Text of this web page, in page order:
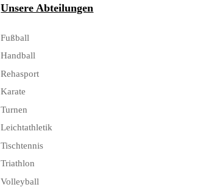
Unsere Abteilungen
Fußball
Handball
Rehasport
Karate
Turnen
Leichtathletik
Tischtennis
Triathlon
Volleyball